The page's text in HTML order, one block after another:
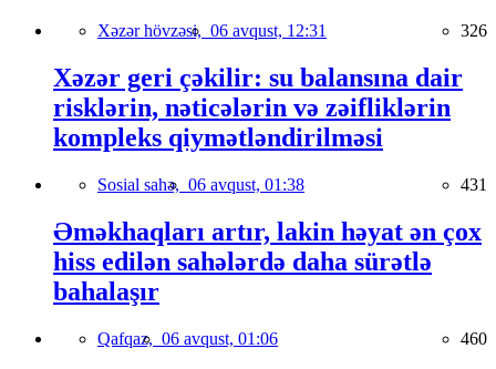
Xəzər hövzəsi, 06 avqust, 12:31 326
Xəzər geri çəkilir: su balansına dair
risklərin, nəticələrin və zəifliklərin
kompleks qiymətləndirilməsi
Sosial sahə, 06 avqust, 01:38 431
Əməkhaqları artır, lakin həyat ən çox
hiss edilən sahələrdə daha sürətlə
bahalaşır
Qafqaz, 06 avqust, 01:06 460